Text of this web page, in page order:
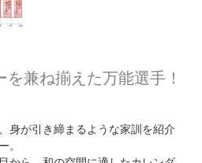
兼ね揃えた万能選手！
身が引き締まるような家訓を紹介
。